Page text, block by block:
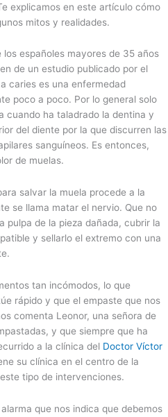
explicamos en este artículo cómo
mitos y realidades.
los españoles mayores de 35 años
de un estudio publicado por el
caries es una enfermedad
poco a poco. Por lo general solo
cuando ha taladrado la dentina y
del diente por la que discurren las
sanguíneos. Es entonces,
de muelas.
salvar la muela procede a la
se llama matar el nervio. Que no
pulpa de la pieza dañada, cubrir la
y sellarlo el extremo con una
tan incómodos, lo que
rápido y que el empaste que nos
comenta Leonor, una señora de
y que siempre que ha
a la clínica del Doctor Víctor
su clínica en el centro de la
tipo de intervenciones.
que nos indica que debemos